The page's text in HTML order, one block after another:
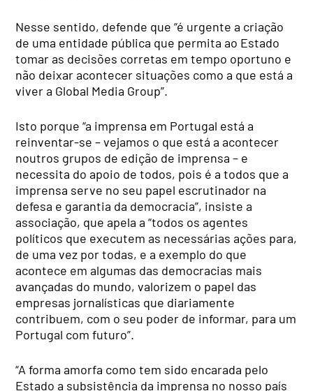
Nesse sentido, defende que “é urgente a criação
de uma entidade pública que permita ao Estado
tomar as decisões corretas em tempo oportuno e
não deixar acontecer situações como a que está a
viver a Global Media Group”.
Isto porque “a imprensa em Portugal está a
reinventar-se – vejamos o que está a acontecer
noutros grupos de edição de imprensa – e
necessita do apoio de todos, pois é a todos que a
imprensa serve no seu papel escrutinador na
defesa e garantia da democracia”, insiste a
associação, que apela a “todos os agentes
políticos que executem as necessárias ações para,
de uma vez por todas, e a exemplo do que
acontece em algumas das democracias mais
avançadas do mundo, valorizem o papel das
empresas jornalísticas que diariamente
contribuem, com o seu poder de informar, para um
Portugal com futuro”.
“A forma amorfa como tem sido encarada pelo
Estado a subsistência da imprensa no nosso país